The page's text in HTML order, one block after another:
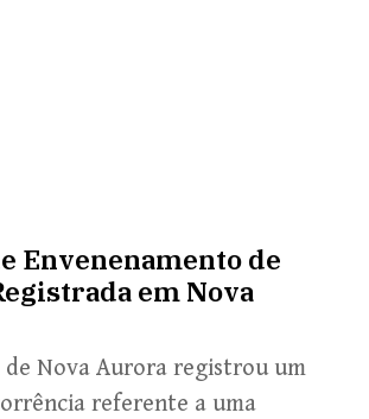
Envenenamento de
em Nova
de Nova Aurora registrou um
referente a uma